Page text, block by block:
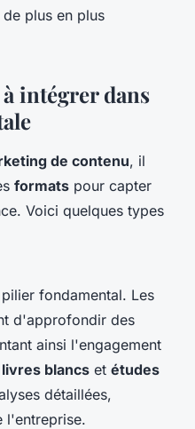
plus en plus
intégrer dans
de contenu, il
formats pour capter
Voici quelques types
fondamental. Les
d'approfondir des
ainsi l'engagement
livres blancs et études
détaillées,
l'entreprise.